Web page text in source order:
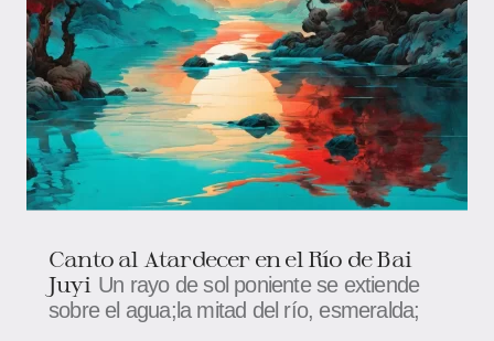
Canto al Atardecer en el Río de Bai
Juyi Un rayo de sol poniente se extiende
sobre el agua;la mitad del río, esmeralda;